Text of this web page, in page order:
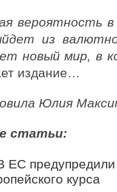
вероятность
из
новый мир, в
издание…
Юлия
статьи:
ЕС предупредили
курса